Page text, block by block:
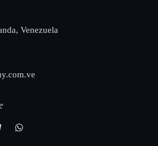
Venezuela